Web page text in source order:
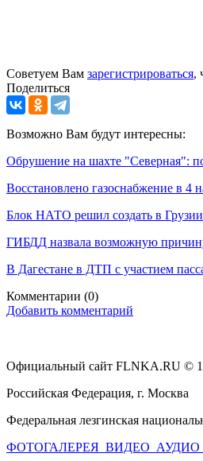
Советуем Вам зарегистрироваться,
Поделиться
Возможно Вам будут интересны:
Обрушение на шахте "Северная":
Восстановлено газоснабжение в 4
Блок НАТО решил создать в
ГИБДД назвала возможную
В Дагестане в ДТП с участием
Комментарии (0)
Добавить комментарий
Официальный сайт FLNKA.RU ©
Российская Федерация, г. Москва
Федеральная лезгинская
ФОТОГАЛЕРЕЯ ВИДЕО АУДИО